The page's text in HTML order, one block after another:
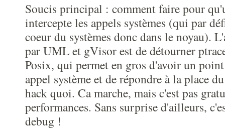
Soucis principal : comment faire pour
intercepte les appels systèmes (qui par
coeur du systèmes donc dans le noyau).
par UML et gVisor est de détourner
Posix, qui permet en gros d'avoir un
appel système et de répondre à la place
hack quoi. Ca marche, mais c'est pas
performances. Sans surprise d'ailleurs,
debug !